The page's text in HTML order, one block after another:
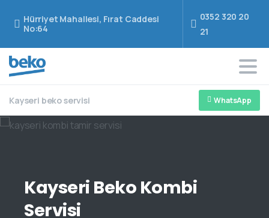
Hürriyet Mahallesi, Fırat Caddesi
No:64
0352 320 20
21
Kayseri beko servisi WhatsApp
Kayseri Beko Kombi
Servisi